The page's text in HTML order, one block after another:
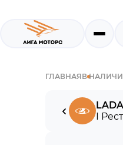
ГЛАВНАЯВ
LADA
I